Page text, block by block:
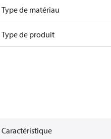
Type de matériau
Type de produit
Caractéristique